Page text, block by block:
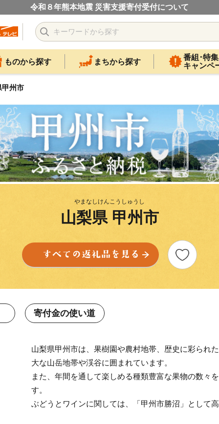
令和８年熊本地震 災害支援寄付受付について
ものから探す まちから探す
番組･特集
キャンペ
甲州市
やまなしけんこうしゅうし
山梨県 甲州市
寄付金の使い道
山梨県甲州市は、果樹園や農村地帯、歴史に彩られ
大な山岳地帯や渓谷に囲まれています。
また、年間を通して楽しめる種類豊富な果物の数々
す。
ぶどうとワインに関しては、「甲州市勝沼」として